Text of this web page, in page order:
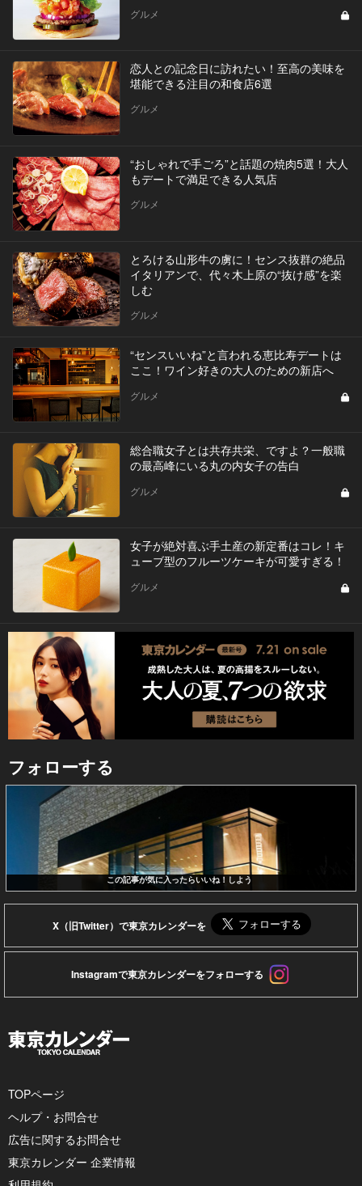
グルメ
恋人との記念日に訪れたい！至高の美味を
堪能できる注目の和食店6選
グルメ
“おしゃれで手ごろ”と話題の焼肉5選！大人
もデートで満足できる人気店
グルメ
とろける山形牛の虜に！センス抜群の絶品
イタリアンで、代々木上原の“抜け感”を楽
しむ
グルメ
“センスいいね”と言われる恵比寿デートは
ここ！ワイン好きの大人のための新店へ
グルメ
総合職女子とは共存共栄、ですよ？一般職
の最高峰にいる丸の内女子の告白
グルメ
女子が絶対喜ぶ手土産の新定番はコレ！キ
ューブ型のフルーツケーキが可愛すぎる！
グルメ
フォローする
この記事が気に入ったらいいね！しよう
X（旧Twitter）で東京カレンダーを
Instagramで東京カレンダーをフォローする
TOPページ
ヘルプ・お問合せ
広告に関するお問合せ
東京カレンダー 企業情報